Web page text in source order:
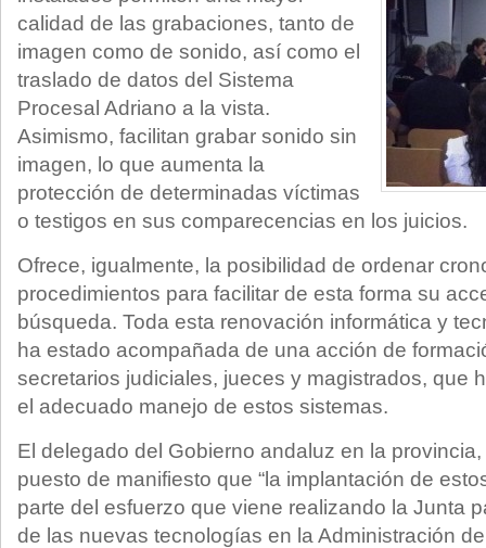
calidad de las grabaciones, tanto de
imagen como de sonido, así como el
traslado de datos del Sistema
Procesal Adriano a la vista.
Asimismo, facilitan grabar sonido sin
imagen, lo que aumenta la
protección de determinadas víctimas
o testigos en sus comparecencias en los juicios.
Ofrece, igualmente, la posibilidad de ordenar
procedimientos para facilitar de esta forma su
búsqueda. Toda esta renovación informática y
ha estado acompañada de una acción de
secretarios judiciales, jueces y magistrados, que
el adecuado manejo de estos sistemas.
El delegado del Gobierno andaluz en la
puesto de manifiesto que “la implantación de
parte del esfuerzo que viene realizando la Junta
de las nuevas tecnologías en la Administración